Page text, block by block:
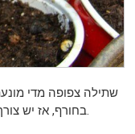
שתילה צפופה מדי
בחורף, אז יש צורך במנורות כדי להאריך את היום ל -16 שעות.